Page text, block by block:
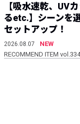
【吸水速乾、UV
るetc.】シーンを
セットアップ！
2026.08.07
NEW
RECOMMEND ITEM vol.334